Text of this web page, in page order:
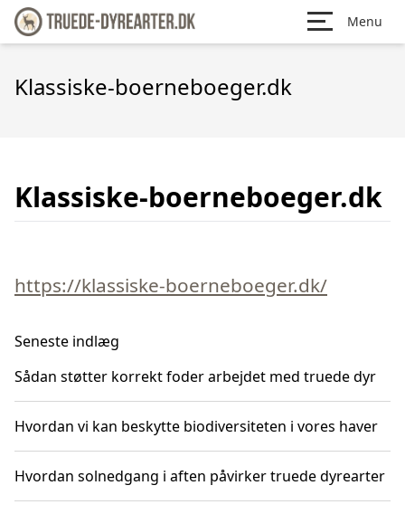
Menu
Klassiske-boerneboeger.dk
Klassiske-boerneboeger.dk
https://klassiske-boerneboeger.dk/
Seneste indlæg
Sådan støtter korrekt foder arbejdet med truede dyr
Hvordan vi kan beskytte biodiversiteten i vores haver
Hvordan solnedgang i aften påvirker truede dyrearter